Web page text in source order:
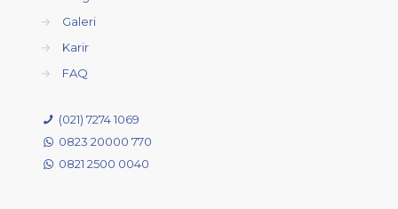
→
Galeri
→
Karir
→
FAQ
(021) 7274 1069
0823 20000 770
0821 2500 0040